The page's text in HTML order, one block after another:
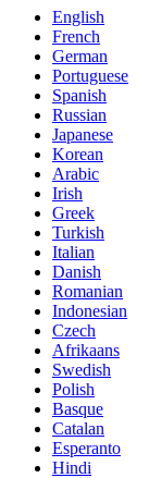
English
French
German
Portuguese
Spanish
Russian
Japanese
Korean
Arabic
Irish
Greek
Turkish
Italian
Danish
Romanian
Indonesian
Czech
Afrikaans
Swedish
Polish
Basque
Catalan
Esperanto
Hindi